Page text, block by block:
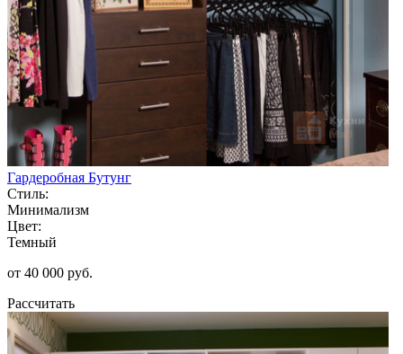
Гардеробная Бутунг
Стиль:
Минимализм
Цвет:
Темный
от 40 000 руб.
Рассчитать